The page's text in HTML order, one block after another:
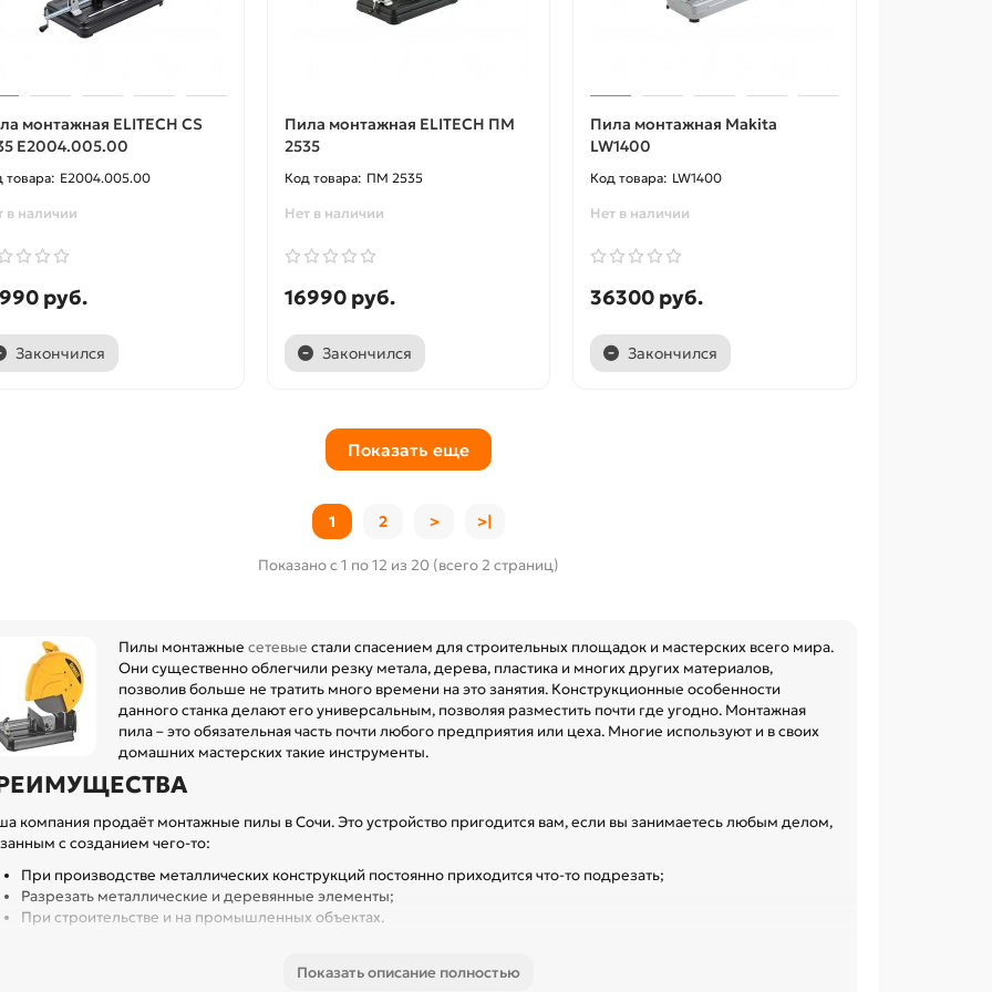
монтажная ELITECH CS
E2004.005.00
E2004.005.00
в наличии
руб.
Закончился
Пила монтажная ELITECH ПМ
2535
ПМ 2535
Нет в наличии
16990 руб.
Закончился
Пила монтажная Makita
LW1400
LW1400
Нет в наличии
36300 руб.
Закончился
Показать еще
1 2 > >|
Показано с 1 по 12 из 20 (всего 2 страниц)
Пилы монтажные сетевые стали спасением для строительных площадок и мастерских всего мира.
Они существенно облегчили резку метала, дерева, пластика и многих других материалов,
позволив больше не тратить много времени на это занятия. Конструкционные особенности
данного станка делают его универсальным, позволяя разместить почти где угодно. Монтажная
пила – это обязательная часть почти любого предприятия или цеха. Многие используют и в своих
домашних мастерских такие инструменты.
компания продаёт монтажные пилы в Сочи. Это устройство пригодится вам, если вы занимаетесь любым делом,
с созданием чего-то:
При производстве металлических конструкций постоянно приходится что-то подрезать;
Разрезать металлические и деревянные элементы;
При строительстве и на промышленных объектах.
которые работают эффективно и долго.Показать описание полностью